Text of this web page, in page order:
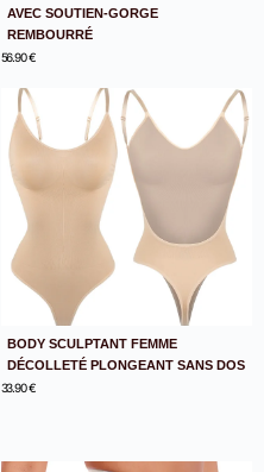
AVEC SOUTIEN-GORGE
REMBOURRÉ
56.90€
BODY SCULPTANT FEMME
DÉCOLLETÉ PLONGEANT SANS DOS
33.90€